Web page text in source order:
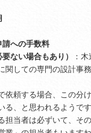
請への手数料
ない場合もあり）
：
関しての専門の設計事
依頼する場合、この分
る、と思われるようで
担当者は必ずいて、そ